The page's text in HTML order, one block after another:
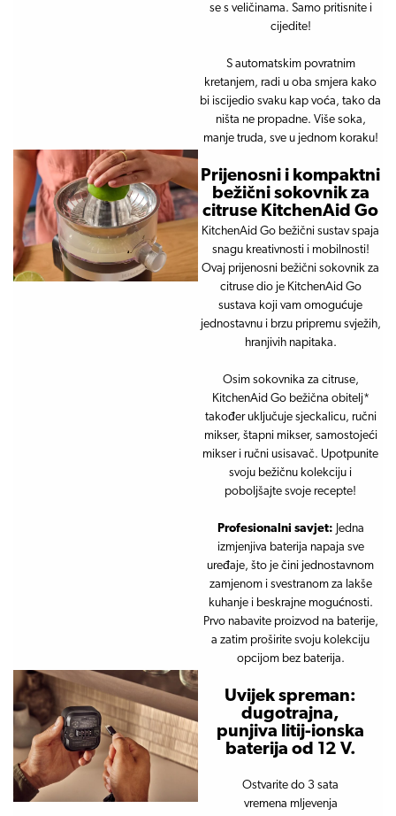
se s veličinama. Samo pritisnite i
cijedite!
S automatskim povratnim
kretanjem, radi u oba smjera kako
bi iscijedio svaku kap voća, tako da
ništa ne propadne. Više soka,
manje truda, sve u jednom koraku!
Prijenosni i kompaktni
bežični sokovnik za
citruse KitchenAid Go
KitchenAid Go bežični sustav spaja
snagu kreativnosti i mobilnosti!
Ovaj prijenosni bežični sokovnik za
citruse dio je KitchenAid Go
sustava koji vam omogućuje
jednostavnu i brzu pripremu svježih,
hranjivih napitaka.
Osim sokovnika za citruse,
KitchenAid Go bežična obitelj*
također uključuje sjeckalicu, ručni
mikser, štapni mikser, samostojeći
mikser i ručni usisavač. Upotpunite
svoju bežičnu kolekciju i
poboljšajte svoje recepte!
Profesionalni savjet: Jedna
izmjenjiva baterija napaja sve
uređaje, što je čini jednostavnom
zamjenom i svestranom za lakše
kuhanje i beskrajne mogućnosti.
Prvo nabavite proizvod na baterije,
a zatim proširite svoju kolekciju
opcijom bez baterija.
Uvijek spreman:
dugotrajna,
punjiva litij-ionska
baterija od 12 V.
Ostvarite do 3 sata
vremena mljevenja